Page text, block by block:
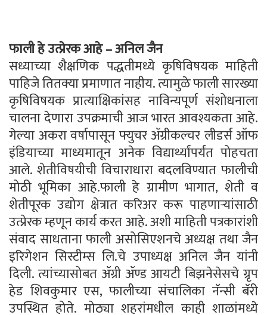
फाली हे उत्प्रेरक आहे – अनिल जैन
सध्याच्या शैक्षणिक पद्धतीमध्ये कृषिविषयक माहिती
पाहिजे तितक्या प्रमाणात नाहीय. त्यामुळे फाली सारख्या
कृषिविषयक प्रात्याक्षिकांसह नाविन्यपूर्ण संशोधनाला
चालना देणारा उपक्रमाची आज भारत आवश्यकता आहे.
गेल्या अकरा वर्षापासून फ्युचर ॲग्रीकल्चर लीडर्स ऑफ
इंडियाच्या माध्यमातून अनेक विद्यार्थ्यांपर्यंत पोहचता
आले. शेतीविषयीची विचाराधारा बदलविण्यात फालीची
मोठी भूमिका आहे.फाली हे ग्रामीण भागात, शेती व
शेतीपूरक उद्योग क्षेत्रात करिअर करू पाहणाऱ्यांसाठी
उत्प्रेरक म्हणून कार्य करत आहे. अशी माहिती पत्रकारांशी
संवाद साधताना फाली असोसिएशनचे अध्यक्ष तथा जैन
इरिगेशन सिस्टीम्स लि.चे उपाध्यक्ष अनिल जैन यांनी
दिली. त्यांच्यासोबत ॲग्री ॲण्ड आयटी बिझनेसेसचे ग्रृप
हेड शिवकुमार एस, फालीच्या संचालिका नॅन्सी बॅरी
उपस्थित होते. मोठ्या शहरांमधील काही शाळांमध्ये